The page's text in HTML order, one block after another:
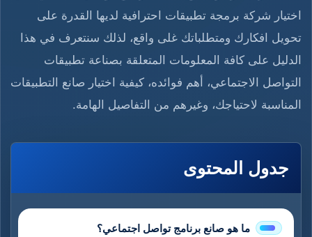
اختيار شركة برمجة تطبيقات احترافية لديها القدرة على
تحويل افكارك ومتطلباتك غلى واقع، لذلك سنتعرف في هذا
الدليل على كافة المعلومات المتعلقة بصناعة تطبيقات
التواصل الاجتماعي، أهم فوائده، كيفية اختيار صانع التطبيقات
المناسبة لاحتياجك، وغيرهم من التفاصيل الهامة.
جدول المحتوى
ما هو صانع برنامج تواصل اجتماعي؟